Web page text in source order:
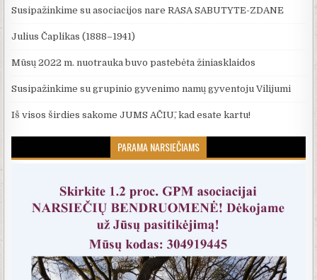
Susipažinkime su asociacijos nare RASA SABUTYTE-ZDANE
Julius Čaplikas (1888–1941)
Mūsų 2022 m. nuotrauka buvo pastebėta žiniasklaidos
Susipažinkime su grupinio gyvenimo namų gyventoju Vilijumi
Iš visos širdies sakome JUMS AČIŪ, kad esate kartu!
PARAMA NARSIEČIAMS